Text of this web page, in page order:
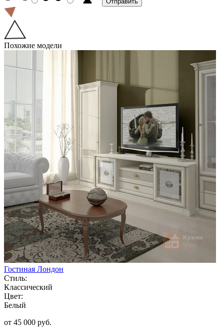
Похожие модели
Гостиная Лондон
Стиль:
Классический
Цвет:
Белый
от 45 000 руб.